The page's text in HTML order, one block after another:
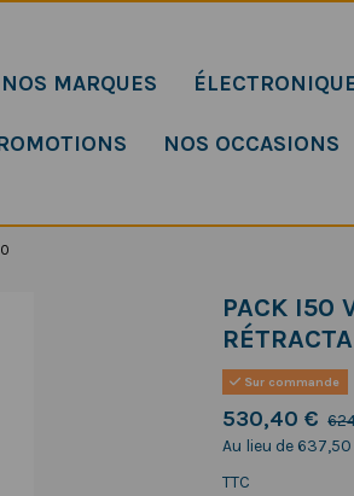
NOS MARQUES
NOS OCCASIONS
PACK I50
Sur commande
530,40 €
Au lieu de 637,50
TTC